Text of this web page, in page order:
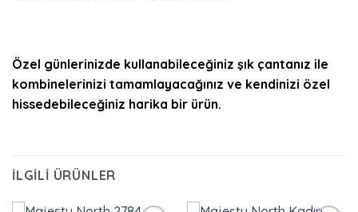
Özel günlerinizde kullanabileceğiniz şık çantanız ile
kombinelerinizi tamamlayacağınız ve kendinizi özel
hissedebileceğiniz harika bir ürün.
İLGILI ÜRÜNLER